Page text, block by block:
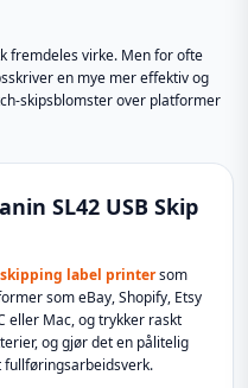
fremdeles virke. Men for ofte
en mye mer effektiv og
skipsblomster over platformer
SL42 USB Skip
label printersom
som eBay, Shopify, Etsy
eller Mac, og trykker raskt
og gjør det en pålitelig